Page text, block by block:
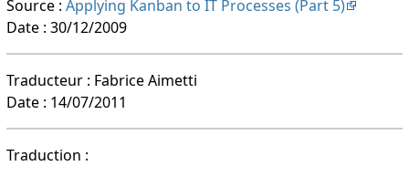
Source : Applying Kanban to IT Processes (Part 5)
Date : 30/12/2009
Traducteur : Fabrice Aimetti
Date : 14/07/2011
Traduction :